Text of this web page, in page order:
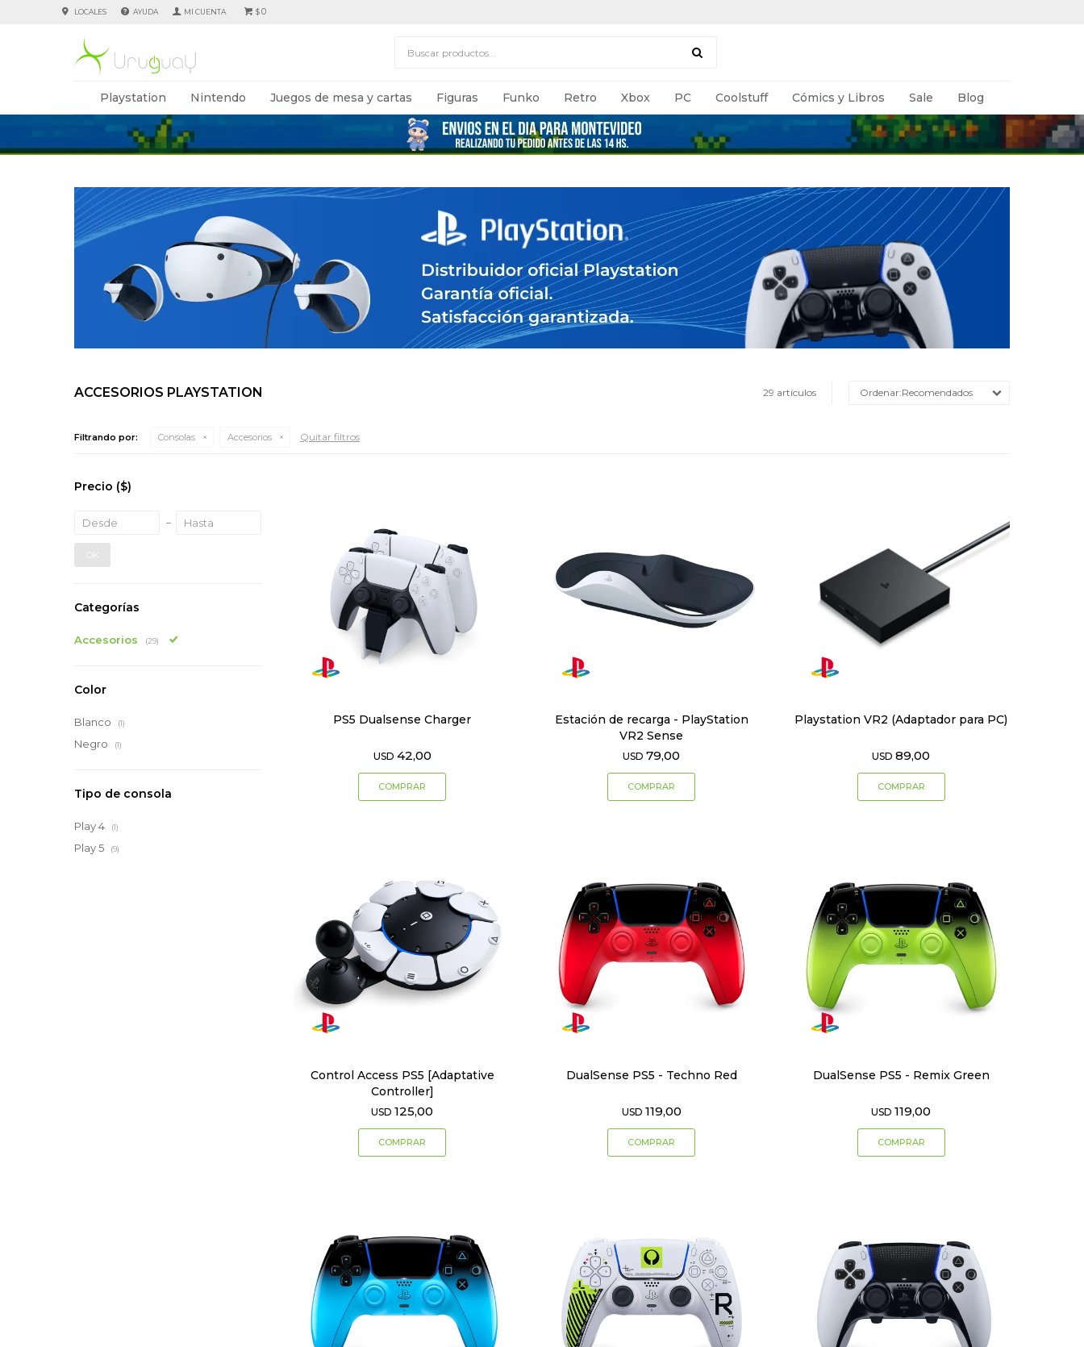
Playstation Nintendo Juegos de mesa y cartas Figuras Funko Retro Xbox PC Coolstuff Cómics y Libros Sale Blog
$0
LOCALES AYUDA
ACCESORIOS PLAYSTATION 29 artículos Recomendados
Filtrando por: Consolas Accesorios Quitar filtros
PS5 Dualsense Charger
USD 42,00
Estación de recarga - PlayStation
VR2 Sense
USD 79,00
Playstation VR2 (Adaptador para PC)
USD 89,00
Control Access PS5 [Adaptative
Controller]
USD 125,00
DualSense PS5 - Techno Red
USD 119,00
DualSense PS5 - Remix Green
USD 119,00
Categorías
Accesorios (29)
Precio ($)
OK
Color
Blanco (1)
Negro (1)
Tipo de consola
Play 4 (1)
Play 5 (9)